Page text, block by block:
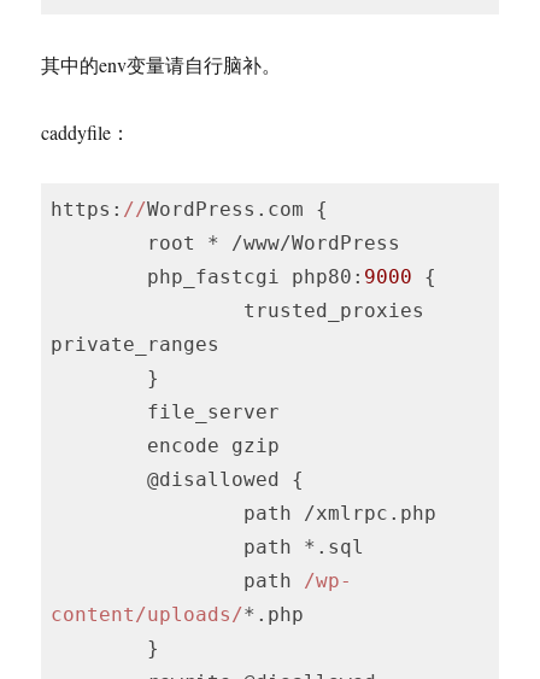
其中的env变量请自行脑补。
caddyfile：
https: //WordPress.com {
        php_fastcgi php80:
9000 {
private_ranges
        @disallowed {
                path
/wp-
content/uploads/*.php